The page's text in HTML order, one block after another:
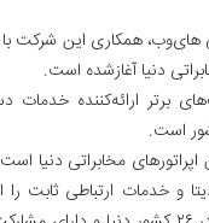
های‌وب، همکاری این شرکت
دنیا آغازشده است.
برتر ارائه‌کننده خدمات
است.
اپراتورهای مخابراتی دنیا
و خدمات ارتباطی ثابت را